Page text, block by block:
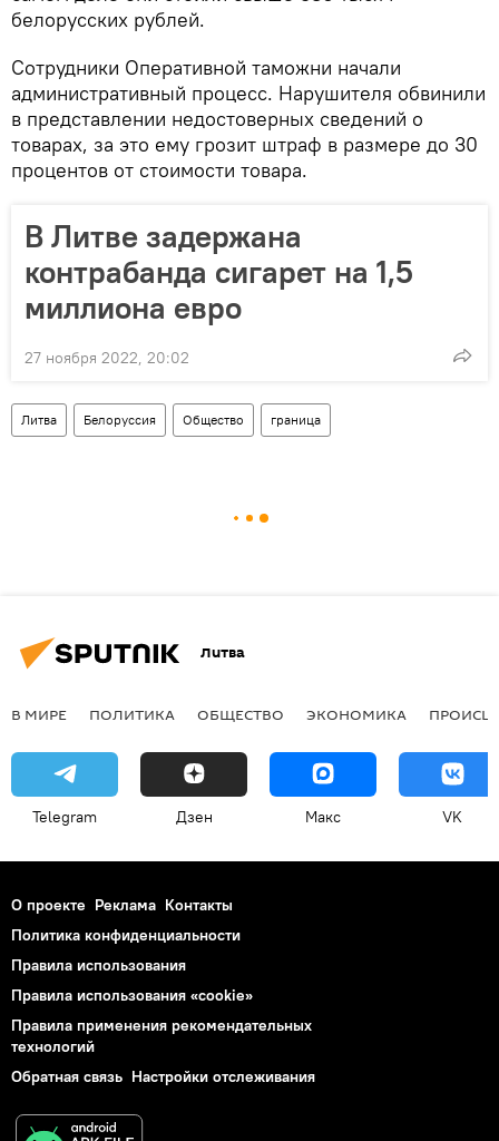
белорусских рублей.
Сотрудники Оперативной таможни начали
административный процесс. Нарушителя обвинили
в представлении недостоверных сведений о
товарах, за это ему грозит штраф в размере до 30
процентов от стоимости товара.
В Литве задержана
контрабанда сигарет на 1,5
миллиона евро
27 ноября 2022, 20:02
Литва Белоруссия Общество граница
Литва
В МИРЕ ПОЛИТИКА ОБЩЕСТВО ЭКОНОМИКА
Telegram Дзен Макс VK
О проекте Реклама Контакты
Политика конфиденциальности
Правила использования
Правила использования «cookie»
Правила применения рекомендательных
технологий
Обратная связь Настройки отслеживания